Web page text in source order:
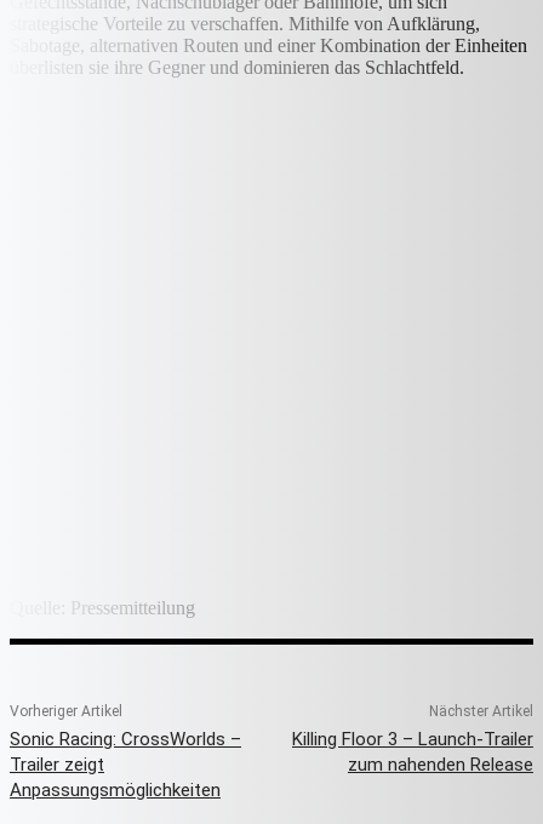
strategische Vorteile zu verschaffen. Mithilfe von Aufklärung,
Sabotage, alternativen Routen und einer Kombination der Einheiten
überlisten sie ihre Gegner und dominieren das Schlachtfeld.
Quelle: Pressemitteilung
Vorheriger Artikel
Sonic Racing: CrossWorlds –
Trailer zeigt
Anpassungsmöglichkeiten
Nächster Artikel
Killing Floor 3 – Launch-Trailer
zum nahenden Release